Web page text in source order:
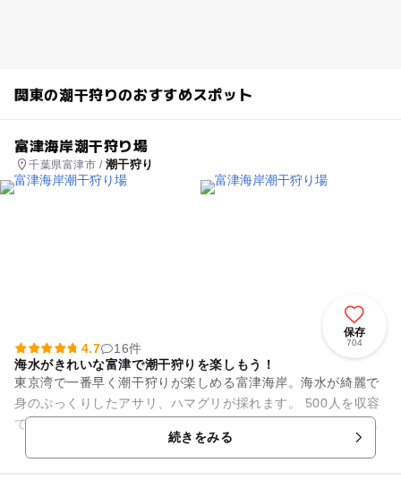
関東の潮干狩りのおすすめスポット
富津海岸潮干狩り場
千葉県富津市 / 潮干狩り
保存
704
4.7
16件
海水がきれいな富津で潮干狩りを楽しもう！
東京湾で一番早く潮干狩りが楽しめる富津海岸。海水が綺麗で
身のぷっくりしたアサリ、ハマグリが採れます。 500人を収容
できる休憩所のほか、テニス、海水浴、ジャンボプールなど、
続きをみる